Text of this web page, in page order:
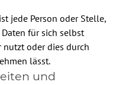
jede Person oder Stelle,
für sich selbst
nutzt oder dies durch
lässt.
und